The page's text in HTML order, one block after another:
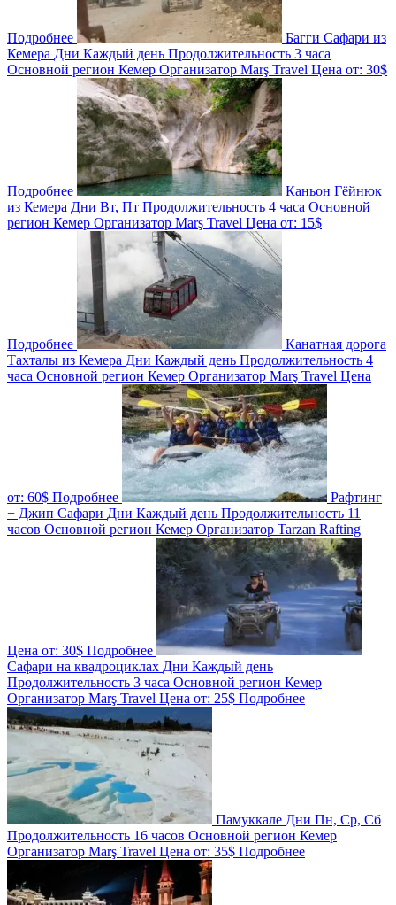
Подробнее
Багги Сафари из
Кемера Дни Каждый день Продолжительность 3 часа
Основной регион Кемер Организатор Marş Travel Цена от: 30$
Подробнее
Каньон Гёйнюк
из Кемера Дни Вт, Пт Продолжительность 4 часа Основной
регион Кемер Организатор Marş Travel Цена от: 15$
Подробнее
Канатная дорога
Тахталы из Кемера Дни Каждый день Продолжительность 4
часа Основной регион Кемер Организатор Marş Travel Цена
от: 60$ Подробнее
Рафтинг
+ Джип Cафари Дни Каждый день Продолжительность 11
часов Основной регион Кемер Организатор Tarzan Rafting
Цена от: 30$ Подробнее
Сафари на квадроциклах Дни Каждый день
Продолжительность 3 часа Основной регион Кемер
Организатор Marş Travel Цена от: 25$ Подробнее
Памуккале Дни Пн, Ср, Сб
Продолжительность 16 часов Основной регион Кемер
Организатор Marş Travel Цена от: 35$ Подробнее